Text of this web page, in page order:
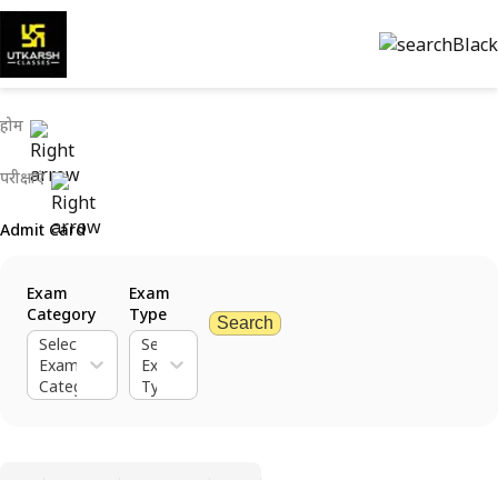
होम
परीक्षाएं
Admit Card
Exam
Category
Select
Exam
Category
Exam
Type
Select
Exam
Type
Search